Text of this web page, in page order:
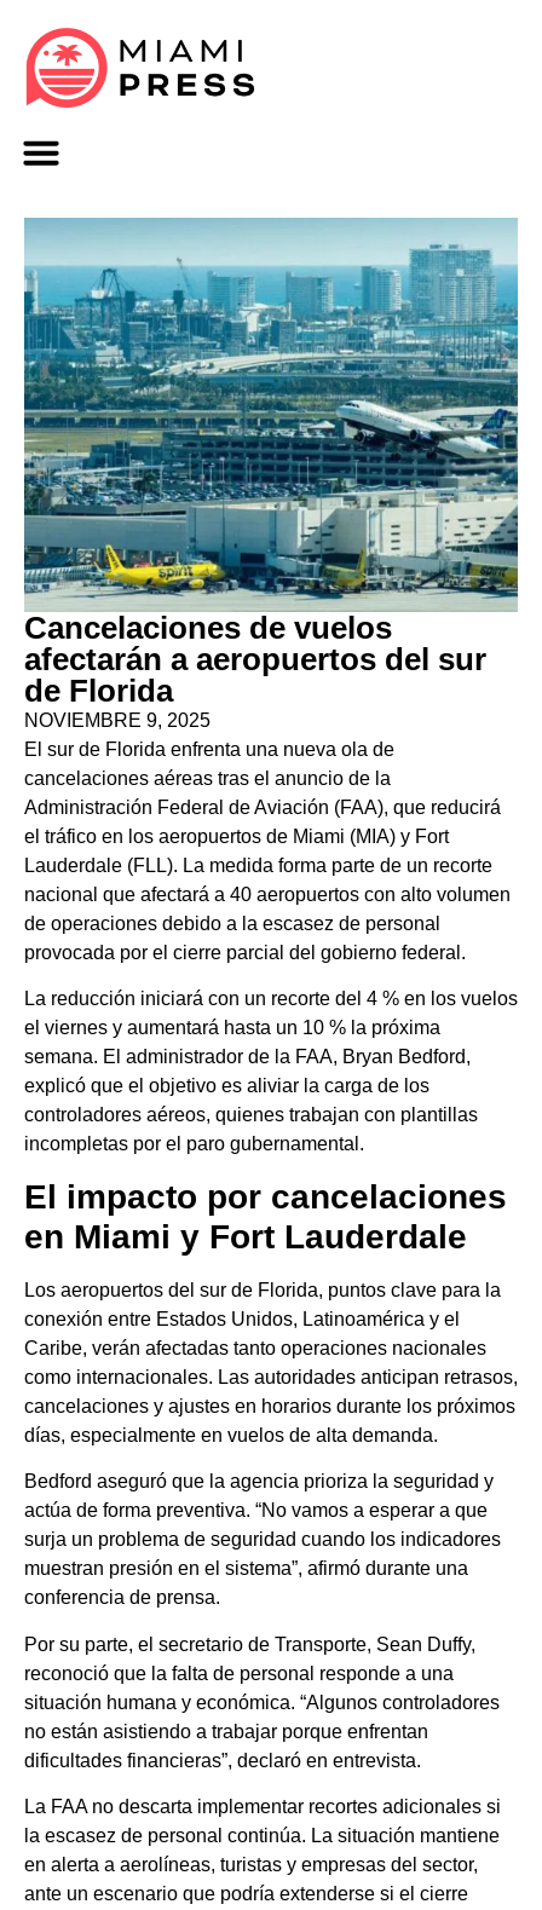
Cancelaciones de vuelos
afectarán a aeropuertos del sur
de Florida
NOVIEMBRE 9, 2025
El sur de Florida enfrenta una nueva ola de
cancelaciones aéreas tras el anuncio de la
Administración Federal de Aviación (FAA), que reducirá
el tráfico en los aeropuertos de Miami (MIA) y Fort
Lauderdale (FLL). La medida forma parte de un recorte
nacional que afectará a 40 aeropuertos con alto volumen
de operaciones debido a la escasez de personal
provocada por el cierre parcial del gobierno federal.
La reducción iniciará con un recorte del 4 % en los vuelos
el viernes y aumentará hasta un 10 % la próxima
semana. El administrador de la FAA, Bryan Bedford,
explicó que el objetivo es aliviar la carga de los
controladores aéreos, quienes trabajan con plantillas
incompletas por el paro gubernamental.
El impacto por cancelaciones
en Miami y Fort Lauderdale
Los aeropuertos del sur de Florida, puntos clave para la
conexión entre Estados Unidos, Latinoamérica y el
Caribe, verán afectadas tanto operaciones nacionales
como internacionales. Las autoridades anticipan retrasos,
cancelaciones y ajustes en horarios durante los próximos
días, especialmente en vuelos de alta demanda.
Bedford aseguró que la agencia prioriza la seguridad y
actúa de forma preventiva. “No vamos a esperar a que
surja un problema de seguridad cuando los indicadores
muestran presión en el sistema”, afirmó durante una
conferencia de prensa.
Por su parte, el secretario de Transporte, Sean Duffy,
reconoció que la falta de personal responde a una
situación humana y económica. “Algunos controladores
no están asistiendo a trabajar porque enfrentan
dificultades financieras”, declaró en entrevista.
La FAA no descarta implementar recortes adicionales si
la escasez de personal continúa. La situación mantiene
en alerta a aerolíneas, turistas y empresas del sector,
ante un escenario que podría extenderse si el cierre